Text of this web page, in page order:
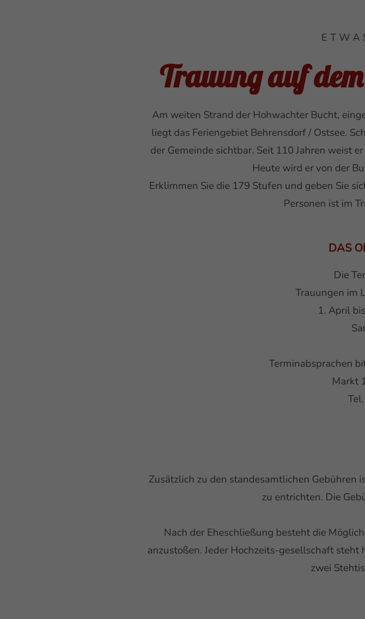
Trauung auf
Am weiten Strand der Hohwachter Bucht,
liegt das Feriengebiet Behrensdorf / Ostsee.
der Gemeinde sichtbar. Seit 110 Jahren weist
Heute wird er von der
Erklimmen Sie die 179 Stufen und geben Sie
Personen ist im
DAS
Die
Trauungen im
1. April
Terminabsprachen
Markt
Zusätzlich zu den standesamtlichen Gebühren
zu entrichten. Die
Nach der Eheschließung besteht die
anzustoßen. Jeder Hochzeits-gesellschaft
zwei